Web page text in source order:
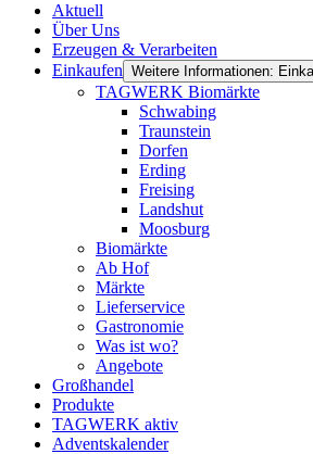
Aktuell
Über Uns
Erzeugen & Verarbeiten
Einkaufen Weitere Informationen:
TAGWERK Biomärkte
Schwabing
Traunstein
Dorfen
Erding
Freising
Landshut
Moosburg
Biomärkte
Ab Hof
Märkte
Lieferservice
Gastronomie
Was ist wo?
Angebote
Großhandel
Produkte
TAGWERK aktiv
Adventskalender